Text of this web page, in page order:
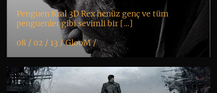
Penguen Kral 3D Rex henüz genç ve tüm
penguenler gibi sevimli bir […]
08 / 02 / 13 /GlooM/
K+